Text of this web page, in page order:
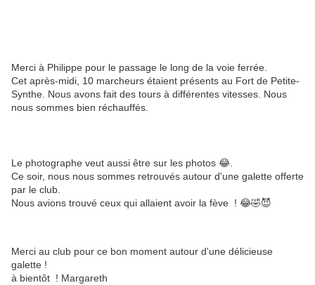
Merci à Philippe pour le passage le long de la voie ferrée.
Cet après-midi, 10 marcheurs étaient présents au Fort de Petite-
Synthe. Nous avons fait des tours à différentes vitesses. Nous
nous sommes bien réchauffés.
Le photographe veut aussi être sur les photos 😂.
Ce soir, nous nous sommes retrouvés autour d'une galette offerte
par le club.
Nous avions trouvé ceux qui allaient avoir la fève ! 😂🤣😈
Merci au club pour ce bon moment autour d'une délicieuse
galette !
à bientôt ! Margareth